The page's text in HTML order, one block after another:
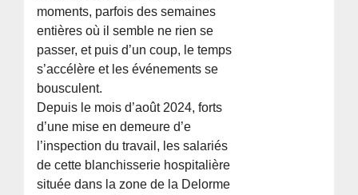
moments, parfois des semaines
entières où il semble ne rien se
passer, et puis d’un coup, le temps
s’accélère et les événements se
bousculent.
Depuis le mois d’août 2024, forts
d’une mise en demeure d’e
l’inspection du travail, les salariés
de cette blanchisserie hospitalière
située dans la zone de la Delorme